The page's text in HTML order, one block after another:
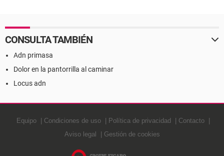
CONSULTA TAMBIÉN
Adn primasa
Dolor en la pantorrilla al caminar
Locus adn
Equipo Condiciones de uso Política de privacidad
Contacto
Aviso legal
Gestión de cookies